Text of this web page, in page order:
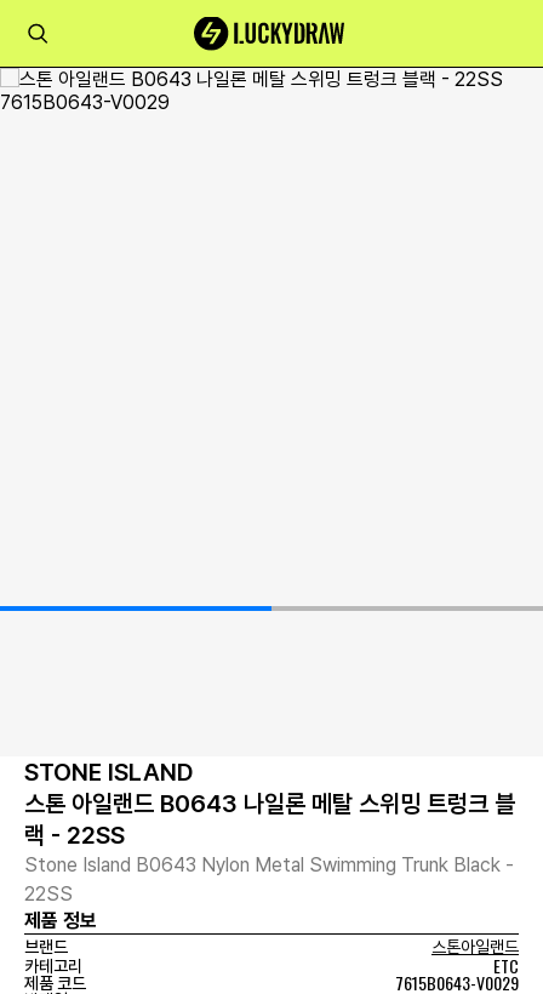
STONE ISLAND
스톤 아일랜드 B0643 나일론 메탈 스위밍 트렁크 블
랙 - 22SS
Stone Island B0643 Nylon Metal Swimming Trunk Black -
22SS
제품 정보
브랜드
스톤아일랜드
카테고리
ETC
제품 코드 7615B0643-V0029